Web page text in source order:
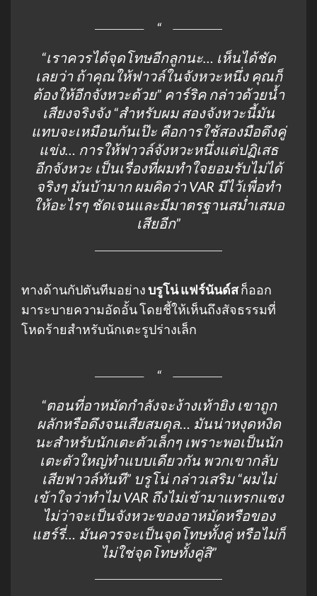
“เราควรได้จุดโทษอีกลูกนะ… เห็นได้ชัด
เลยว่า ถ้าคุณให้ฟาวล์ในจังหวะหนึ่ง คุณก็
ต้องให้อีกจังหวะด้วย” คาร์ริค กล่าวด้วยน้ำ
เสียงจริงจัง “สำหรับผม สองจังหวะนี้มัน
แทบจะเหมือนกันเป๊ะ คือการใช้สองมือดึงคู่
แข่ง… การให้ฟาวล์จังหวะหนึ่งแต่ปฏิเสธ
อีกจังหวะ เป็นเรื่องที่ผมทำใจยอมรับไม่ได้
จริงๆ มันบ้ามาก ผมคิดว่า VAR มีไว้เพื่อทำ
ให้อะไรๆ ชัดเจนและมีมาตรฐานสม่ำเสมอ
เสียอีก”
ทางด้านกัปตันทีมอย่างบรูโน่ แฟร์นันด์สก็ออก
มาระบายความอัดอั้น โดยชี้ให้เห็นถึงสัจธรรมที่
โหดร้ายสำหรับนักเตะรูปร่างเล็ก
“ตอนที่อาหมัดกำลังจะง้างเท้ายิง เขาถูก
ผลักหรือดึงจนเสียสมดุล… มันน่าหงุดหงิด
นะสำหรับนักเตะตัวเล็กๆ เพราะพอเป็นนัก
เตะตัวใหญ่ทำแบบเดียวกัน พวกเขากลับ
เสียฟาวล์ทันที”บรูโน่ กล่าวเสริม “ผมไม่
เข้าใจว่าทำไม VAR ถึงไม่เข้ามาแทรกแซง
ไม่ว่าจะเป็นจังหวะของอาหมัดหรือของ
แฮร์รี่… มันควรจะเป็นจุดโทษทั้งคู่ หรือไม่ก็
ไม่ใช่จุดโทษทั้งคู่สิ”